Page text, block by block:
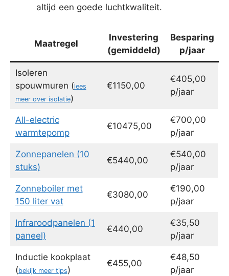
altijd een goede luchtkwaliteit.
Maatregel
Investering
(gemiddeld)
Besparing
p/jaar
Isoleren
spouwmuren (lees
meer over isolatie)
€1150,00
€405,00
p/jaar
All-electric
warmtepomp
€10475,00
€700,00
p/jaar
Zonnepanelen (10
stuks)
€5440,00
€540,00
p/jaar
Zonneboiler met
150 liter vat
€3080,00
€190,00
p/jaar
Infraroodpanelen (1
paneel)
€440,00
€35,50
p/jaar
Inductie kookplaat
(bekijk meer tips)
€455,00
€48,50
p/jaar